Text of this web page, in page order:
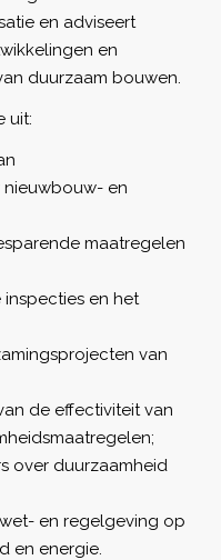
en adviseert
en
duurzaam bouwen.
uit:
nieuwbouw- en
maatregelen
en het
van
de effectiviteit van
over duurzaamheid
en regelgeving op
en energie.